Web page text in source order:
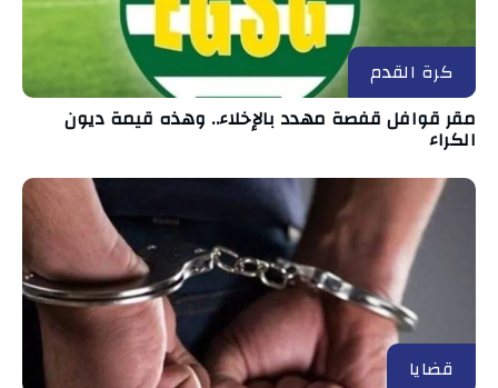
كرة القدم
مقر قوافل قفصة مهدد بالإخلاء.. وهذه قيمة ديون
الكراء
قضايا